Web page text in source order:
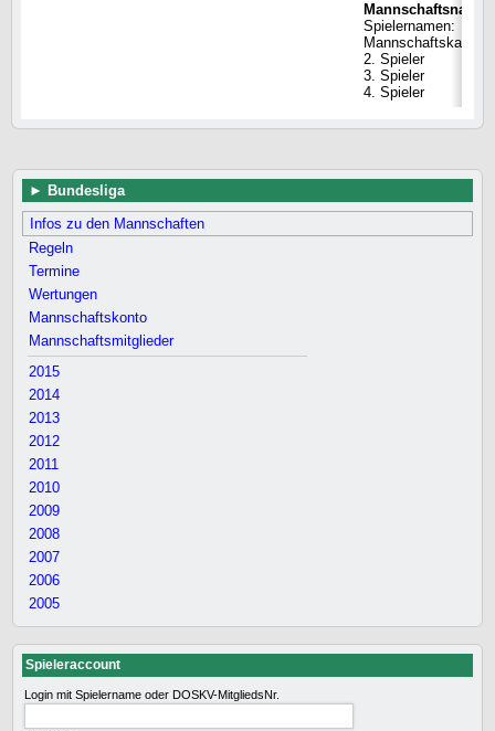
Mannschaftsname
Spielernamen:
Mannschaftskapitän
2. Spieler
3. Spieler
4. Spieler
Bundesliga
Infos zu den Mannschaften
Regeln
Termine
Wertungen
Mannschaftskonto
Mannschaftsmitglieder
2015
2014
2013
2012
2011
2010
2009
2008
2007
2006
2005
Spieleraccount
Login mit Spielername oder DOSKV-MitgliedsNr.